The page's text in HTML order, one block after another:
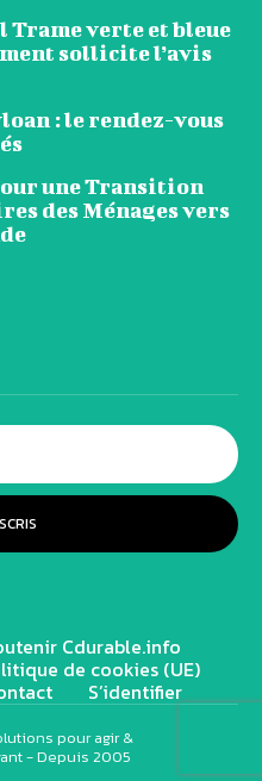
verte et bleue
sollicite l’avis
: le rendez-vous
une Transition
des Ménages vers
Cdurable.info
de cookies (UE)
S’identifier
pour agir &
- Depuis 2005